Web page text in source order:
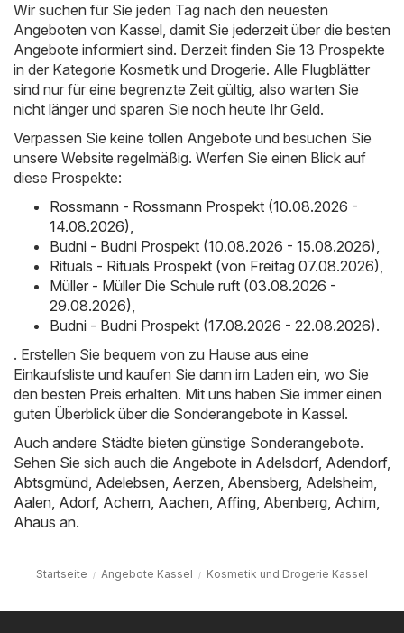
Wir suchen für Sie jeden Tag nach den neuesten
Angeboten von Kassel, damit Sie jederzeit über die besten
Angebote informiert sind. Derzeit finden Sie 13 Prospekte
in der Kategorie Kosmetik und Drogerie. Alle Flugblätter
sind nur für eine begrenzte Zeit gültig, also warten Sie
nicht länger und sparen Sie noch heute Ihr Geld.
Verpassen Sie keine tollen Angebote und besuchen Sie
unsere Website regelmäßig. Werfen Sie einen Blick auf
diese Prospekte:
Rossmann - Rossmann Prospekt (10.08.2026 -
14.08.2026),
Budni - Budni Prospekt (10.08.2026 - 15.08.2026),
Rituals - Rituals Prospekt (von Freitag 07.08.2026),
Müller - Müller Die Schule ruft (03.08.2026 -
29.08.2026),
Budni - Budni Prospekt (17.08.2026 - 22.08.2026).
. Erstellen Sie bequem von zu Hause aus eine
Einkaufsliste und kaufen Sie dann im Laden ein, wo Sie
den besten Preis erhalten. Mit uns haben Sie immer einen
guten Überblick über die Sonderangebote in Kassel.
Auch andere Städte bieten günstige Sonderangebote.
Sehen Sie sich auch die Angebote in Adelsdorf, Adendorf,
Abtsgmünd, Adelebsen, Aerzen, Abensberg, Adelsheim,
Aalen, Adorf, Achern, Aachen, Affing, Abenberg, Achim,
Ahaus an.
Startseite Angebote Kassel Kosmetik und Drogerie Kassel